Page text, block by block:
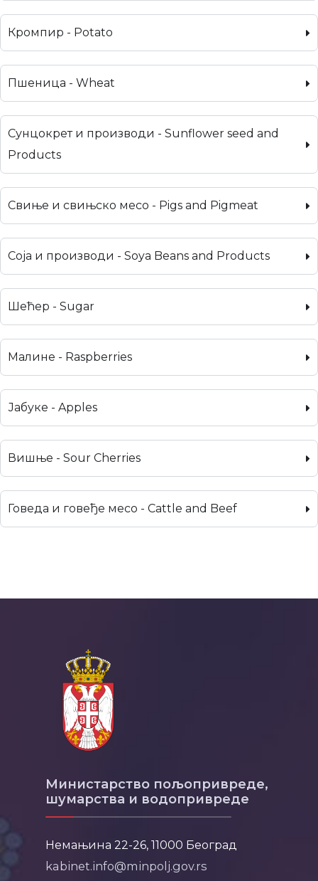
Кромпир - Potato
Пшеница - Wheat
Сунцокрет и производи - Sunflower seed and
Products
Свиње и свињско месо - Pigs and Pigmeat
Соја и производи - Soya Beans and Products
Шећер - Sugar
Малине - Raspberries
Јабуке - Apples
Вишње - Sour Cherries
Говеда и говеђе месо - Cattle and Beef
Министарство пољопривреде,
шумарства и водопривреде
Немањина 22-26, 11000 Београд
kabinet.info@minpolj.gov.rs